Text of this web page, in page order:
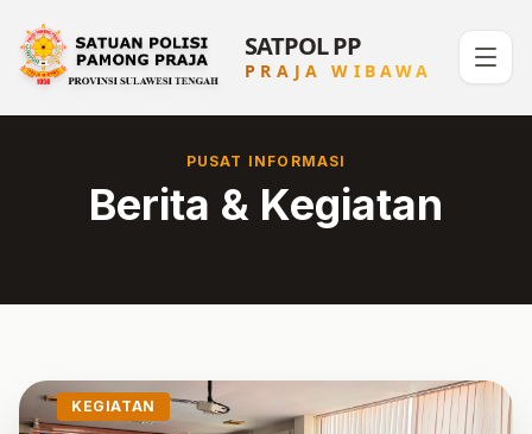
SATPOL PP
PRAJA WIBAWA
PUSAT INFORMASI
Berita & Kegiatan
KEGIATAN